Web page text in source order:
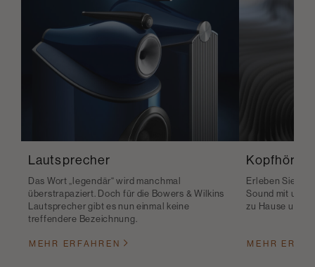
Lautsprecher
Das Wort „legendär“ wird manchmal
überstrapaziert. Doch für die Bowers & Wilkins
Lautsprecher gibt es nun einmal keine
treffendere Bezeichnung.
MEHR ERFAHREN
Kopfhörer
Erleben Sie
Sound mit
zu Hause und
MEHR